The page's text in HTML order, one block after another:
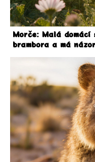
Morče: Malá
brambora a má